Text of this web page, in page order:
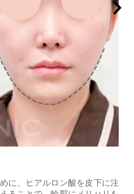
に、ヒアルロン酸を皮下に注